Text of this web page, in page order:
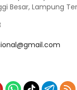
Besar, Lampung